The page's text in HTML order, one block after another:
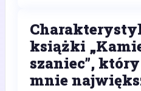
książki
szaniec”,
mnie